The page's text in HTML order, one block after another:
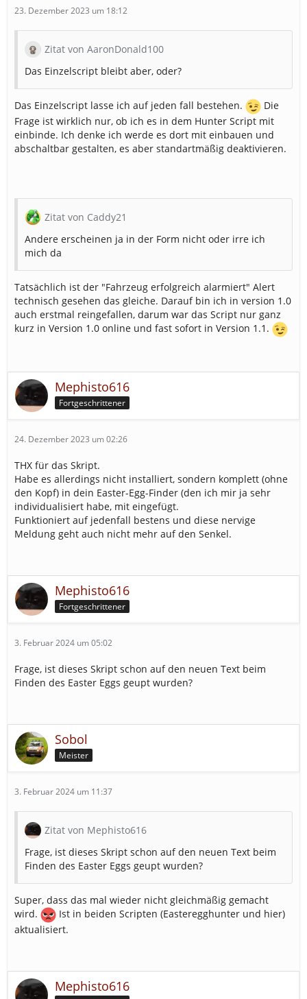
23. Dezember 2023 um 18:12
Zitat von AaronDonald100
Das Einzelscript bleibt aber, oder?
Das Einzelscript lasse ich auf jeden fall bestehen.
Die
Frage ist wirklich nur, ob ich es in dem Hunter Script mit
einbinde. Ich denke ich werde es dort mit einbauen und
abschaltbar gestalten, es aber standartmäßig deaktivieren.
Zitat von Caddy21
Andere erscheinen ja in der Form nicht oder irre ich
mich da
Tatsächlich ist der "Fahrzeug erfolgreich alarmiert" Alert
technisch gesehen das gleiche. Darauf bin ich in version 1.0
auch erstmal reingefallen, darum war das Script nur ganz
kurz in Version 1.0 online und fast sofort in Version 1.1.
Mephisto616
Fortgeschrittener
24. Dezember 2023 um 02:26
THX für das Skript.
Habe es allerdings nicht installiert, sondern komplett (ohne
den Kopf) in dein Easter-Egg-Finder (den ich mir ja sehr
individualisiert habe, mit eingefügt.
Funktioniert auf jedenfall bestens und diese nervige
Meldung geht auch nicht mehr auf den Senkel.
Mephisto616
Fortgeschrittener
3. Februar 2024 um 05:02
Frage, ist dieses Skript schon auf den neuen Text beim
Finden des Easter Eggs geupt wurden?
Sobol
Meister
3. Februar 2024 um 11:37
Zitat von Mephisto616
Frage, ist dieses Skript schon auf den neuen Text beim
Finden des Easter Eggs geupt wurden?
Super, dass das mal wieder nicht gleichmäßig gemacht
wird.
Ist in beiden Scripten (Easteregghunter und hier)
aktualisiert.
Mephisto616